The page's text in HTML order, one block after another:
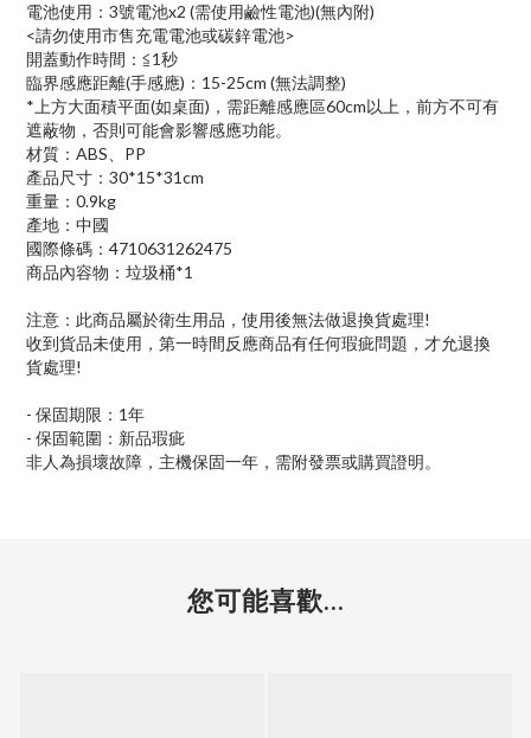
電池使用：3號電池x2 (需使用鹼性電池)(無內附)
<請勿使用市售充電電池或碳鋅電池>
開蓋動作時間：≦1秒
臨界感應距離(手感應)：15-25cm (無法調整)
*上方大面積平面(如桌面)，需距離感應區60cm以上，前方不可有
遮蔽物，否則可能會影響感應功能。
材質：ABS、PP
產品尺寸：30*15*31cm
重量：0.9kg
產地：中國
國際條碼：4710631262475
商品內容物：垃圾桶*1
注意：此商品屬於衛生用品，使用後無法做退換貨處理!
收到貨品未使用，第一時間反應商品有任何瑕疵問題，才允退換
貨處理!
- 保固期限：1年
- 保固範圍：新品瑕疵
非人為損壞故障，主機保固一年，需附發票或購買證明。
您可能喜歡...